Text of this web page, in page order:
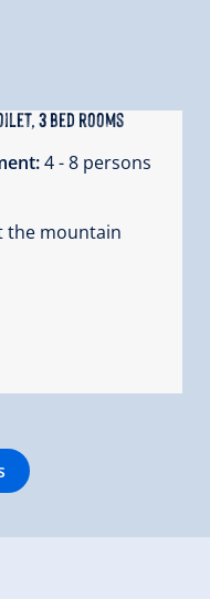
3 bed rooms
4 - 8 persons
the mountain